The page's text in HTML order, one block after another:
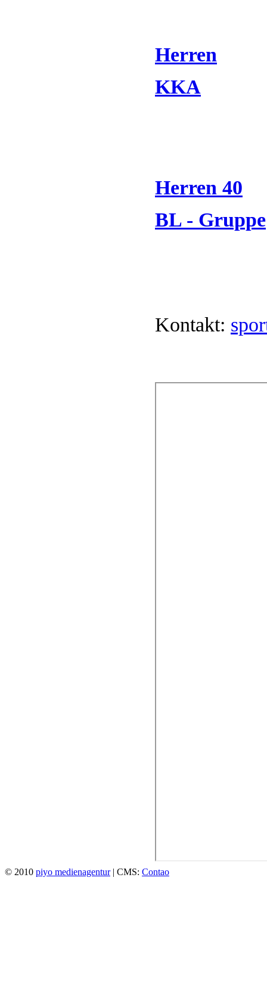
Herren
KKA
Herren 40
BL - Gruppe
Kontakt:
© 2010 piyo medienagentur| CMS: Contao